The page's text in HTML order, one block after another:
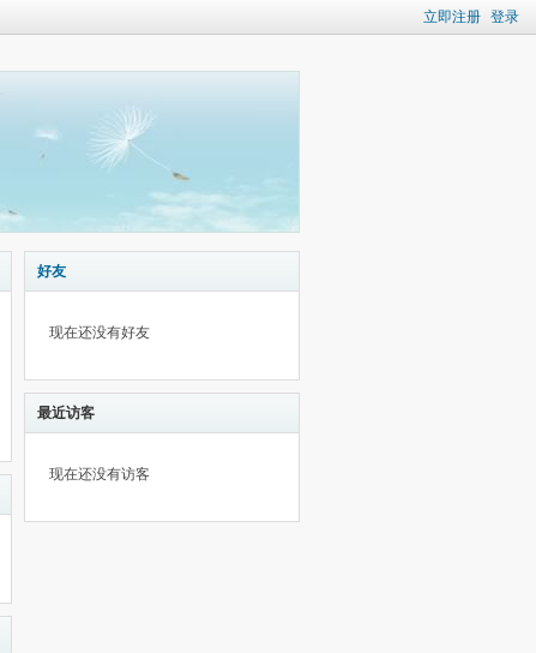
立即注册 登录
好友
现在还没有好友
最近访客
现在还没有访客